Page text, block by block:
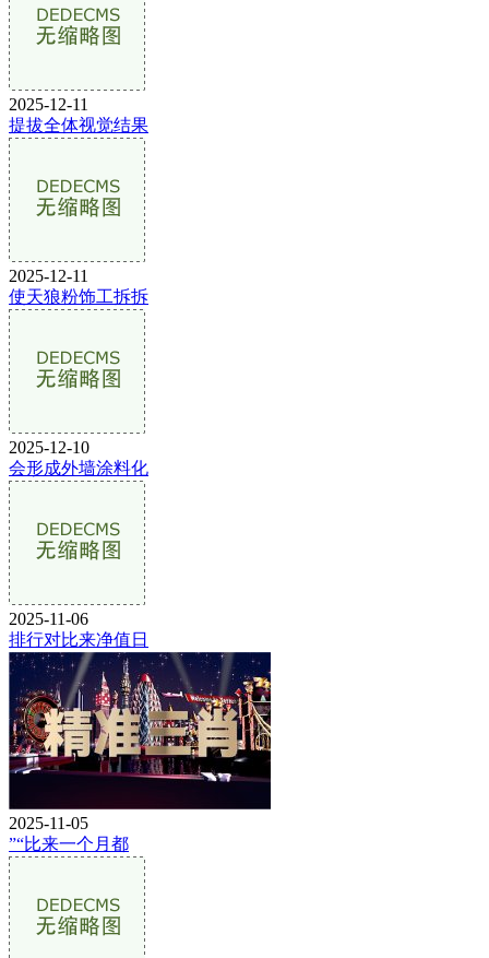
2025-12-11
提拔全体视觉结果
2025-12-11
使天狼粉饰工拆拆
2025-12-10
会形成外墙涂料化
2025-11-06
排行对比来净值日
2025-11-05
”“比来一个月都